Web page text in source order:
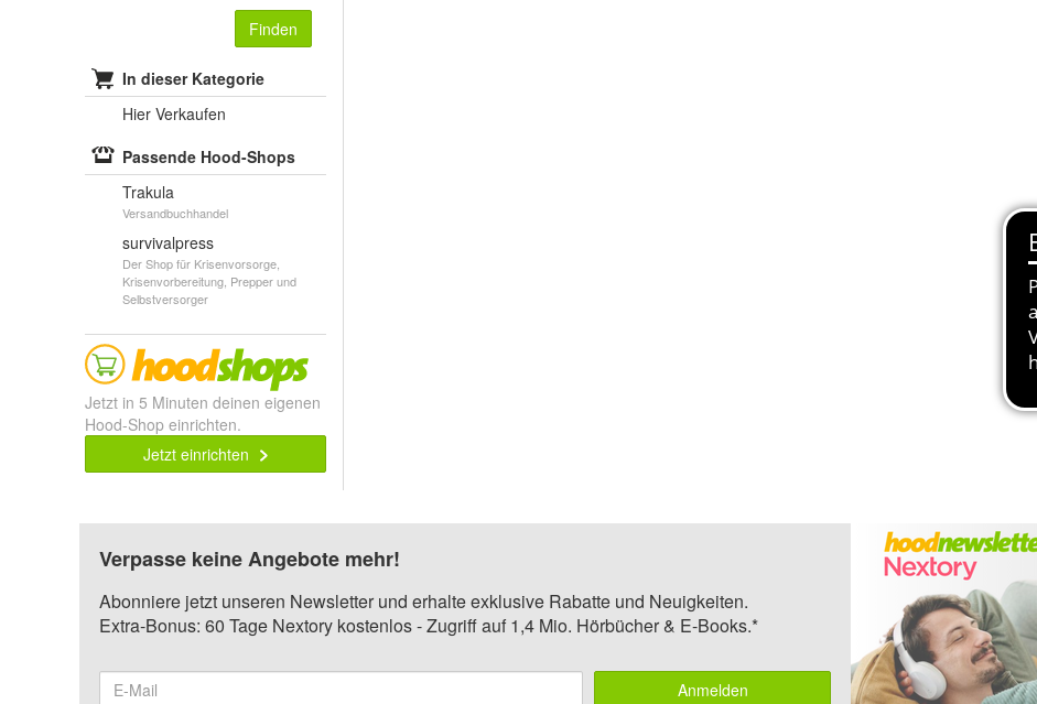
Finden
In dieser Kategorie
Hier Verkaufen
Passende Hood-Shops
Trakula
Versandbuchhandel
survivalpress
Der Shop für Krisenvorsorge,
Krisenvorbereitung, Prepper und
Selbstversorger
Jetzt in 5 Minuten deinen eigenen
Hood-Shop einrichten.
Jetzt einrichten
Verpasse keine Angebote mehr!
Abonniere jetzt unseren Newsletter und erhalte exklusive Rabatte und Neuigkeiten.
Extra-Bonus: 60 Tage Nextory kostenlos - Zugriff auf 1,4 Mio. Hörbücher & E-Books.*
Anmelden